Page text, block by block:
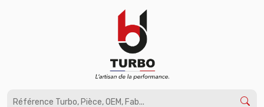
Panneau de gestion des cookies